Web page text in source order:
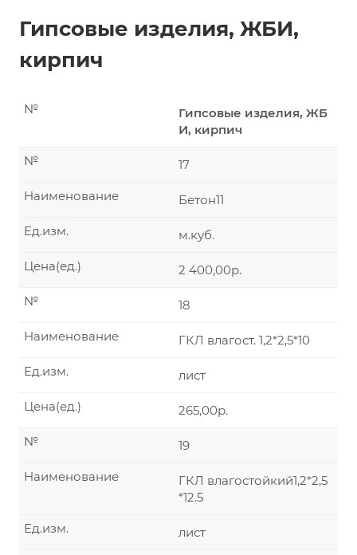
Гипсовые изделия, ЖБИ,
кирпич
Гипсовые изделия, ЖБ
И, кирпич
№
17
№
Бетон11
Наименование
м.куб.
Ед.изм.
2 400,00р.
Цена(ед.)
18
№
ГКЛ влагост. 1,2*2,5*10
Наименование
лист
Ед.изм.
265,00р.
Цена(ед.)
19
№
ГКЛ влагостойкий1,2*2,5
*12.5
Наименование
лист
Ед.изм.